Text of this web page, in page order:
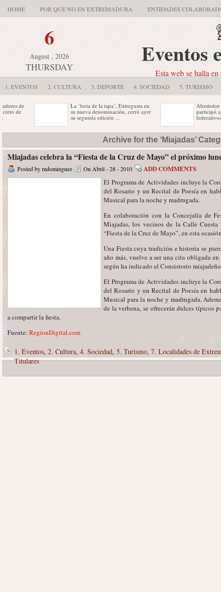
HOME POR QUÉ NO EN EXTREMADURA ENTIDADES
6
August , 2026
THURSDAY Eventos
Esta web se halla
1. EVENTOS 2. CULTURA 3. DEPORTE 4. SOCIEDAD 5. TURISMO
de
de
La ´feria de la tapa´, Extregusta en
su nueva denominación, cerró ayer
su segunda edición ...
Alrededor de
participó ayer
federativos
Cine
El espectáculo ha sido presentado,
en rueda de prensa, por la concejala
de Cultura, Consuelo ...
La reina de
península
visible en
Cabe señalar que el segundo premio
ha recaído para el bar restaurante
Dosca II y ...
Archive for the ‘Miajadas’
Miajadas celebra la “Fiesta de la Cruz de Mayo” el próximo
Posted by mdominguez On Abril - 28 - 2010 ADD COMMENTS
El Programa de Actividades incluye la
del Rosario y un Recital de Poesía en
Musical para la noche y madrugada.
En colaboración con la Concejalía de
Miajadas, los vecinos de la Calle
“Fiesta de la Cruz de Mayo”, en esta
Una Fiesta cuya tradición e historia se
año más, vuelve a ser una cita obligada
según ha indicado el Consistorio
El Programa de Actividades incluye la
del Rosario y un Recital de Poesía en
Musical para la noche y madrugada.
de la verbena, se ofrecerán dulces típicos
a compartir la fiesta.
Fuente: RegionDigital.com
1. Eventos, 2. Cultura, 4. Sociedad, 5. Turismo, 7. Localidades de
Titulares